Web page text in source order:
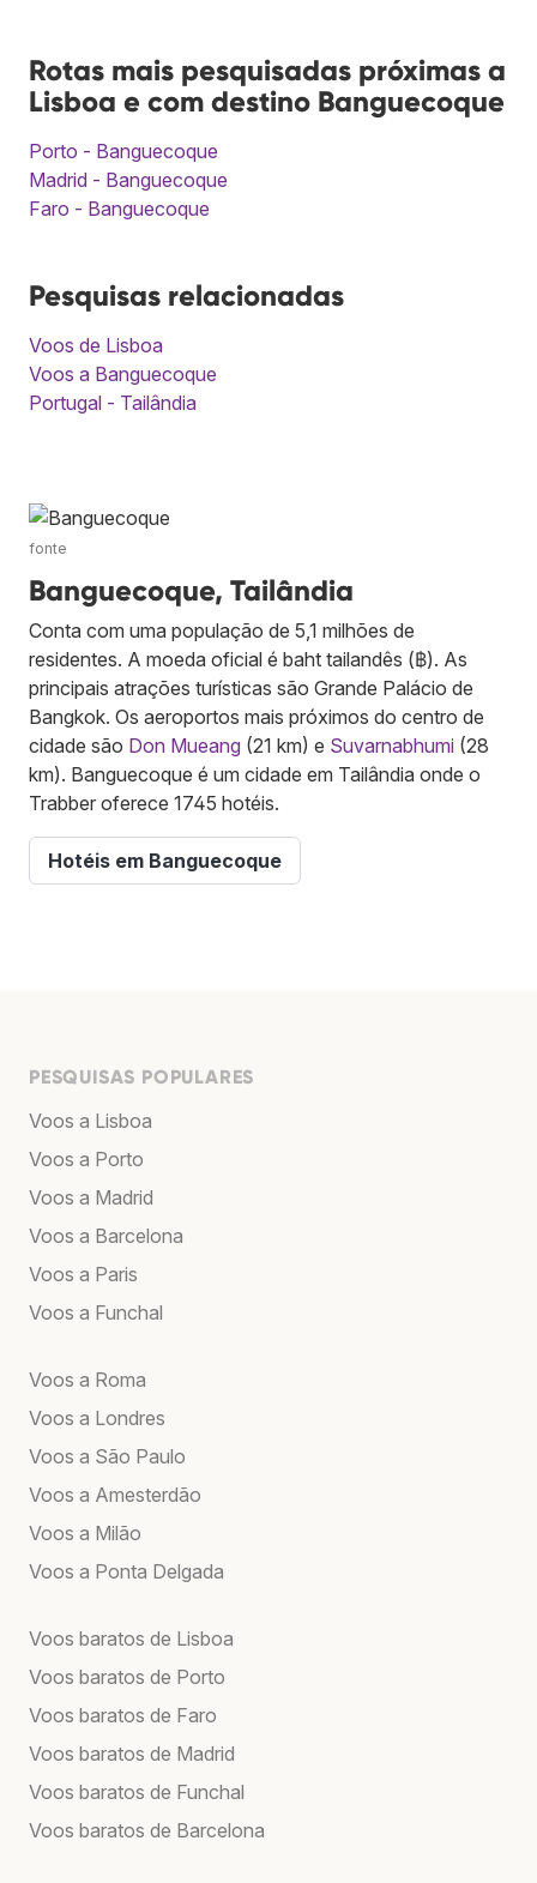
Rotas mais pesquisadas próximas a
Lisboa e com destino Banguecoque
Porto - Banguecoque
Madrid - Banguecoque
Faro - Banguecoque
Pesquisas relacionadas
Voos de Lisboa
Voos a Banguecoque
Portugal - Tailândia
fonte
Banguecoque, Tailândia
Conta com uma população de 5,1 milhões de
residentes. A moeda oficial é baht tailandês (฿). As
principais atrações turísticas são Grande Palácio de
Bangkok. Os aeroportos mais próximos do centro de
cidade são Don Mueang (21 km) e Suvarnabhumi (28
km). Banguecoque é um cidade em Tailândia onde o
Trabber oferece 1745 hotéis.
Hotéis em Banguecoque
PESQUISAS POPULARES
Voos a Lisboa
Voos a Porto
Voos a Madrid
Voos a Barcelona
Voos a Paris
Voos a Funchal
Voos a Roma
Voos a Londres
Voos a São Paulo
Voos a Amesterdão
Voos a Milão
Voos a Ponta Delgada
Voos baratos de Lisboa
Voos baratos de Porto
Voos baratos de Faro
Voos baratos de Madrid
Voos baratos de Funchal
Voos baratos de Barcelona